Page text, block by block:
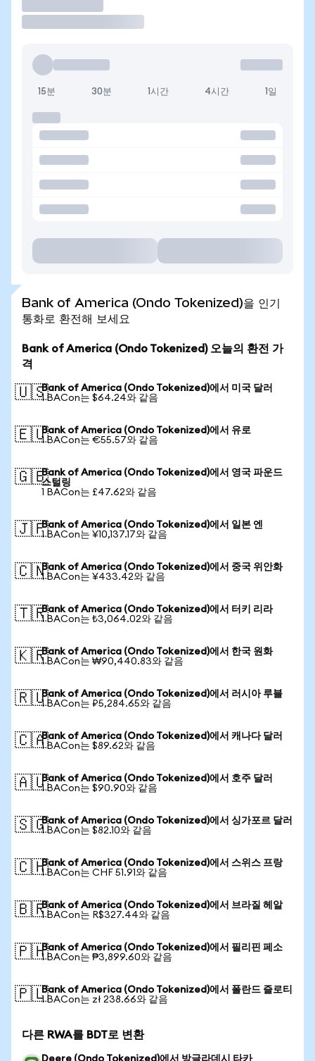
15분 30분 1시간 4시간 1일
Bank of America (Ondo Tokenized)을 인기
통화로 환전해 보세요
Bank of America (Ondo Tokenized) 오늘의 환전 가
격
🇺🇸Bank of America (Ondo Tokenized)에서 미국 달러
1 BACon는 $64.24와 같음
🇪🇺Bank of America (Ondo Tokenized)에서 유로
1 BACon는 €55.57와 같음
🇬🇧Bank of America (Ondo Tokenized)에서 영국 파운드
스털링
1 BACon는 £47.62와 같음
🇯🇵Bank of America (Ondo Tokenized)에서 일본 엔
1 BACon는 ¥10,137.17와 같음
🇨🇳Bank of America (Ondo Tokenized)에서 중국 위안화
1 BACon는 ¥433.42와 같음
🇹🇷Bank of America (Ondo Tokenized)에서 터키 리라
1 BACon는 ₺3,064.02와 같음
🇰🇷Bank of America (Ondo Tokenized)에서 한국 원화
1 BACon는 ₩90,440.83와 같음
🇷🇺Bank of America (Ondo Tokenized)에서 러시아 루블
1 BACon는 ₽5,284.65와 같음
🇨🇦Bank of America (Ondo Tokenized)에서 캐나다 달러
1 BACon는 $89.62와 같음
🇦🇺Bank of America (Ondo Tokenized)에서 호주 달러
1 BACon는 $90.90와 같음
🇸🇬Bank of America (Ondo Tokenized)에서 싱가포르 달러
1 BACon는 $82.10와 같음
🇨🇭Bank of America (Ondo Tokenized)에서 스위스 프랑
1 BACon는 CHF 51.91와 같음
🇧🇷Bank of America (Ondo Tokenized)에서 브라질 헤알
1 BACon는 R$327.44와 같음
🇵🇭Bank of America (Ondo Tokenized)에서 필리핀 페소
1 BACon는 ₱3,899.60와 같음
🇵🇱Bank of America (Ondo Tokenized)에서 폴란드 즐로티
1 BACon는 zł 238.66와 같음
다른 RWA를 BDT로 변환
Deere (Ondo Tokenized)에서 방글라데시 타카